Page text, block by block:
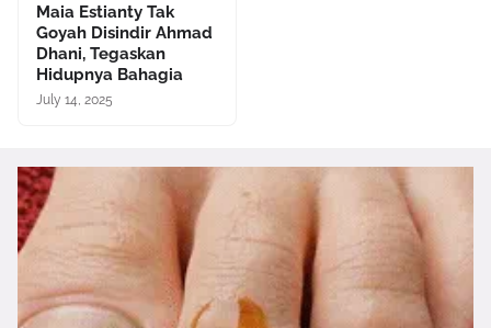
Maia Estianty Tak
Goyah Disindir Ahmad
Dhani, Tegaskan
Hidupnya Bahagia
July 14, 2025